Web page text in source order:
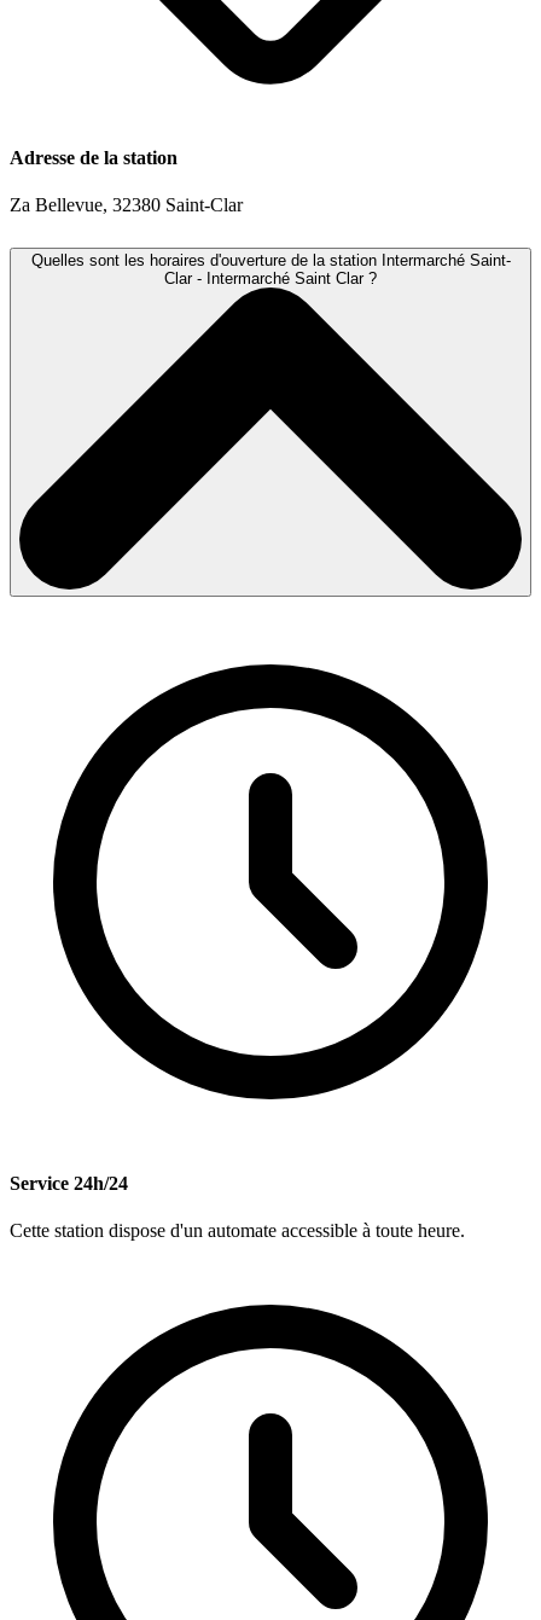
Adresse de la station
Za Bellevue, 32380 Saint-Clar
Quelles sont les horaires d'ouverture de la station Intermarché Saint-
Clar - Intermarché Saint Clar ?
Service 24h/24
Cette station dispose d'un automate accessible à toute heure.